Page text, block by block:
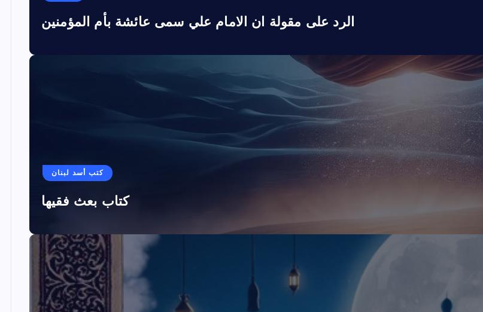
الرد على مقولة ان الامام علي سمى عائشة بأم المؤمنين
كتب أسد لبنان
كتاب بعث فقيها